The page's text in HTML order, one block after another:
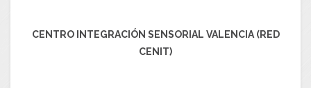
CENTRO INTEGRACIÓN SENSORIAL VALENCIA (RED
CENIT)